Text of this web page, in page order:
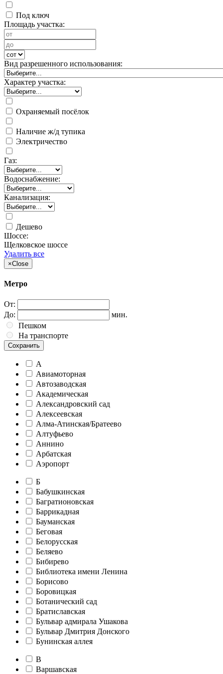
Под ключ
Площадь участка:
Вид разрешенного использования:
Характер участка:
Охраняемый посёлок
Наличие ж/д тупика
Электричество
Газ:
Водоснабжение:
Канализация:
Дешево
Шоссе:
Щелковское шоссе
Удалить все
×Close
Метро
От:
До:
мин.
Пешком
На транспорте
Сохранить
А
Авиамоторная
Автозаводская
Академическая
Александровский сад
Алексеевская
Алма-Атинская/Братеево
Алтуфьево
Аннино
Арбатская
Аэропорт
Б
Бабушкинская
Багратионовская
Баррикадная
Бауманская
Беговая
Белорусская
Беляево
Бибирево
Библиотека имени Ленина
Борисово
Боровицкая
Ботанический сад
Братиславская
Бульвар адмирала Ушакова
Бульвар Дмитрия Донского
Бунинская аллея
В
Варшавская